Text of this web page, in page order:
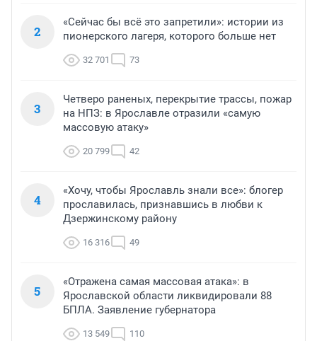
2
«Сейчас бы всё это запретили»: истории из
пионерского лагеря, которого больше нет
32 701 73
3
Четверо раненых, перекрытие трассы, пожар
на НПЗ: в Ярославле отразили «самую
массовую атаку»
20 799 42
4
«Хочу, чтобы Ярославль знали все»: блогер
прославилась, признавшись в любви к
Дзержинскому району
16 316 49
5
«Отражена самая массовая атака»: в
Ярославской области ликвидировали 88
БПЛА. Заявление губернатора
13 549 110